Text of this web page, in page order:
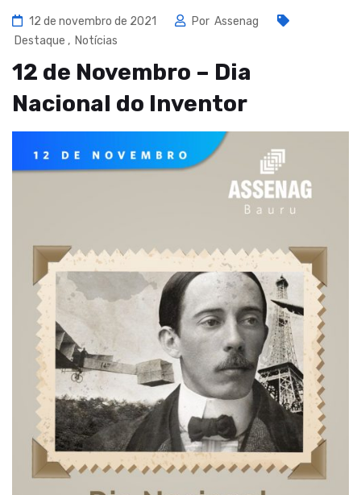
12 de novembro de 2021 Por Assenag
Destaque , Notícias
12 de Novembro – Dia
Nacional do Inventor